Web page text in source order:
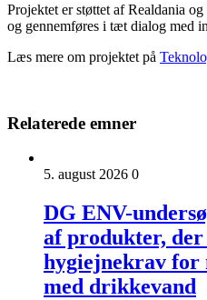
Projektet er støttet af Realdania
og gennemføres i tæt dialog med
Læs mere om projektet på
Relaterede emner
5. august 2026 0
DG ENV-
af produkter,
hygiejnekrav
med drikkevand